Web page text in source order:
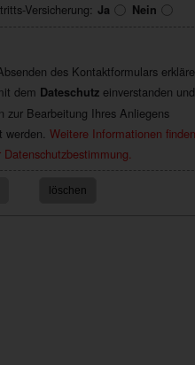
Versicherung: Ja Nein
des Kontaktformulars
dem Dateschutzeinverstanden
zur Bearbeitung Ihres Anliegens
werden. Weitere Informationen
Datenschutzbestimmung.